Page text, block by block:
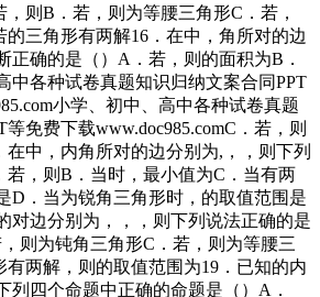
则B．若，则为等腰三角形C．若，
的三角形有两解16．在中，角所对的边
正确的是（）A．若，则的面积为B．
中各种试卷真题知识归纳文案合同PPT
小学、初中、高中各种试卷真题
免费下载www.doc985.comC．若，则
中，内角所对的边分别为,，，则下列
，则B．当时，最小值为C．当有两
D．当为锐角三角形时，的取值范围是
对边分别为，，，则下列说法正确的是
则为钝角三角形C．若，则为等腰三
两解，则的取值范围为19．已知的内
列四个命题中正确的命题是（）A．